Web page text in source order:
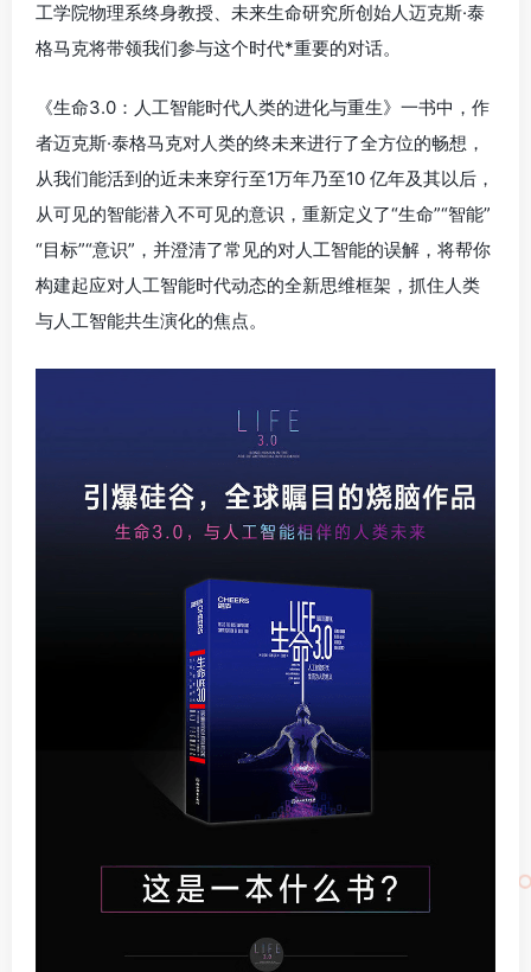
工学院物理系终身教授、未来生命研究所创始人迈克斯·泰
格马克将带领我们参与这个时代*重要的对话。
《生命3.0：人工智能时代人类的进化与重生》一书中，作
者迈克斯·泰格马克对人类的终未来进行了全方位的畅想，
从我们能活到的近未来穿行至1万年乃至10 亿年及其以后，
从可见的智能潜入不可见的意识，重新定义了“生命”“智能”
“目标”“意识”，并澄清了常见的对人工智能的误解，将帮你
构建起应对人工智能时代动态的全新思维框架，抓住人类
与人工智能共生演化的焦点。